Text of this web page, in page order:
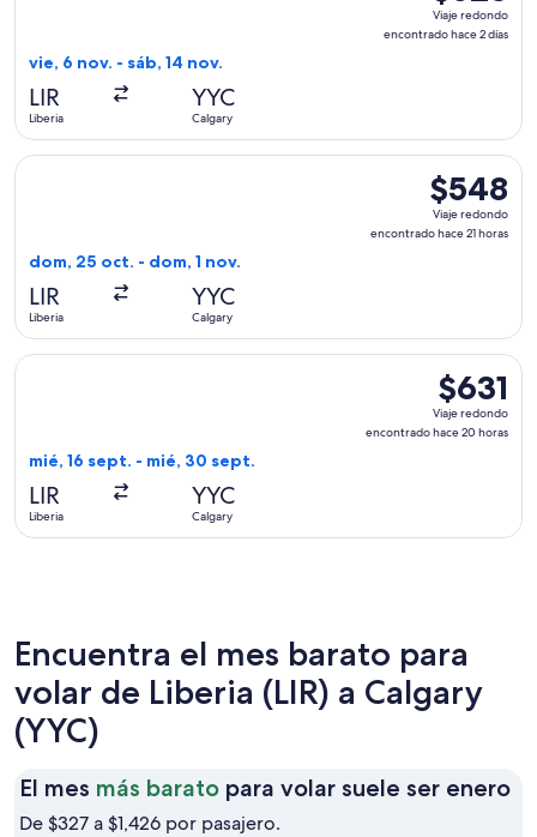
Viaje
redondo,
Viaje redondo
encontrado hace 2 días
vie, 6 nov. - sáb, 14 nov.
LIR
Liberia
YYC
Calgary
$548
Viaje
redondo,
$548
Viaje redondo
encontrado hace 21 horas
dom, 25 oct. - dom, 1 nov.
LIR
Liberia
YYC
Calgary
Seleccionar vuelo de American Airlines, con salida el dom,
$631
Viaje
redondo,
$631
Viaje redondo
encontrado hace 20 horas
mié, 16 sept. - mié, 30 sept.
LIR
Liberia
YYC
Calgary
Seleccionar vuelo de United, con salida el mié, 16 sept.
Encuentra el mes barato para
volar de Liberia (LIR) a Calgary
(YYC)
El mes más barato para volar suele ser eneroEl
De $327 a $1,426 por pasajero.